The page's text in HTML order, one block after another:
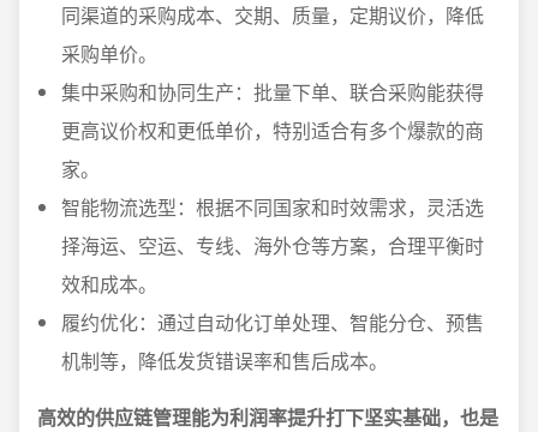
同渠道的采购成本、交期、质量，定期议价，降低
采购单价。
集中采购和协同生产：批量下单、联合采购能获得
更高议价权和更低单价，特别适合有多个爆款的商
家。
智能物流选型：根据不同国家和时效需求，灵活选
择海运、空运、专线、海外仓等方案，合理平衡时
效和成本。
履约优化：通过自动化订单处理、智能分仓、预售
机制等，降低发货错误率和售后成本。
高效的供应链管理能为利润率提升打下坚实基础，也是